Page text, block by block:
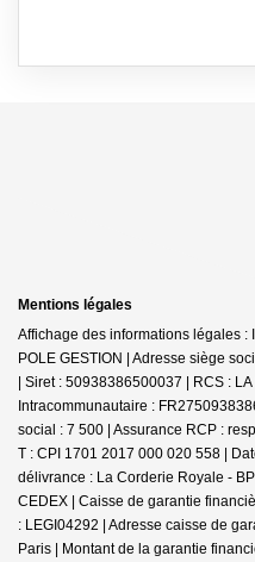
Mentions légales
Affichage des informations légales :
POLE GESTION | Adresse siège
| Siret : 50938386500037 | RCS :
Intracommunautaire :
social : 7 500 | Assurance RCP :
T : CPI 1701 2017 000 020 558 |
délivrance : La Corderie Royale -
CEDEX | Caisse de garantie
: LEGI04292 | Adresse caisse de
Paris | Montant de la garantie